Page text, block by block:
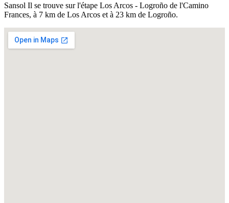
Sansol Il se trouve sur l'étape Los Arcos - Logroño de l'Camino
Frances, à 7 km de Los Arcos et à 23 km de Logroño.